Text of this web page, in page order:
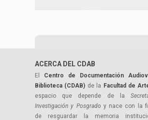
ACERCA DEL CDAB
El Centro de Documentación
Biblioteca (CDAB) de la Facultad de
espacio que depende de la
Investigación y Posgrado y nace con la
de resguardar la memoria